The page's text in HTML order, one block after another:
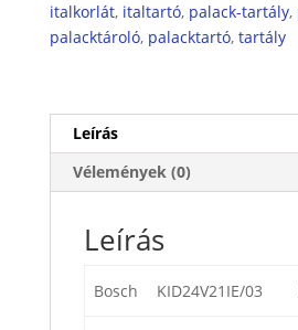
italkorlát, italtartó, palack-tartály,
palacktároló, palacktartó, tartály
Leírás
Vélemények (0)
Leírás
Bosch KID24V21IE/03